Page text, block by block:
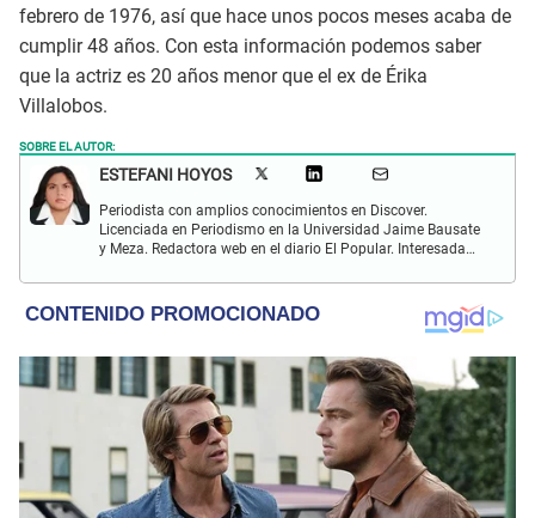
febrero de 1976, así que hace unos pocos meses acaba de
cumplir 48 años. Con esta información podemos saber
que la actriz es 20 años menor que el ex de Érika
Villalobos.
SOBRE EL AUTOR:
ESTEFANI HOYOS
Periodista con amplios conocimientos en Discover.
Licenciada en Periodismo en la Universidad Jaime Bausate
y Meza. Redactora web en el diario El Popular. Interesada
internacional; tendencias, películas y series.